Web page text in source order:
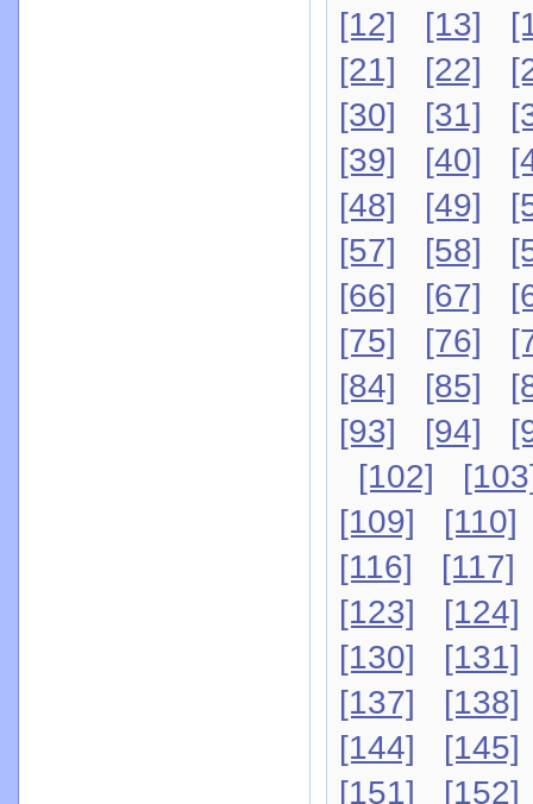
[12]
[13]
[21]
[22]
[30]
[31]
[39]
[40]
[48]
[49]
[57]
[58]
[66]
[67]
[75]
[76]
[84]
[85]
[93]
[94]
[102]
[109]
[110]
[116]
[117]
[123]
[124]
[130]
[131]
[137]
[138]
[144]
[145]
[151]
[152]